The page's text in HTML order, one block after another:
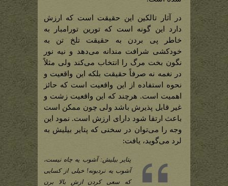
در آثار تالکین این حقیقت است که ارزش
دارد این گونه است که تورین تورامبار به
خاطر پی بردن به حقیقت تلخ تن به
خودکشی شرافت مندانه می‌دهد و نیه نور
نگون بخت مرگ را انتخاب می‌کند ولی مثلاً
در نغمه نه صرفاً حقیقت بلکه این واقعیت و
نحوه استفاده از این واقعیت است که حائز
اهمیت است. هرچند که این واقعیت زشت و
غیر قابل پذیرش باشد ولی چون ممکن است
باعث ارتقا شود دارای ارزش است. نمود این
وجه را می‌توان در سخنی که پتایر بیلیش به
لرد می‌گوید، یافت:
پتایر بیلیش: آشوب یه چاه نیست،
آشوب یه نردبونه! خیلی از کسایی
که سعی کردن ازش بالا برن